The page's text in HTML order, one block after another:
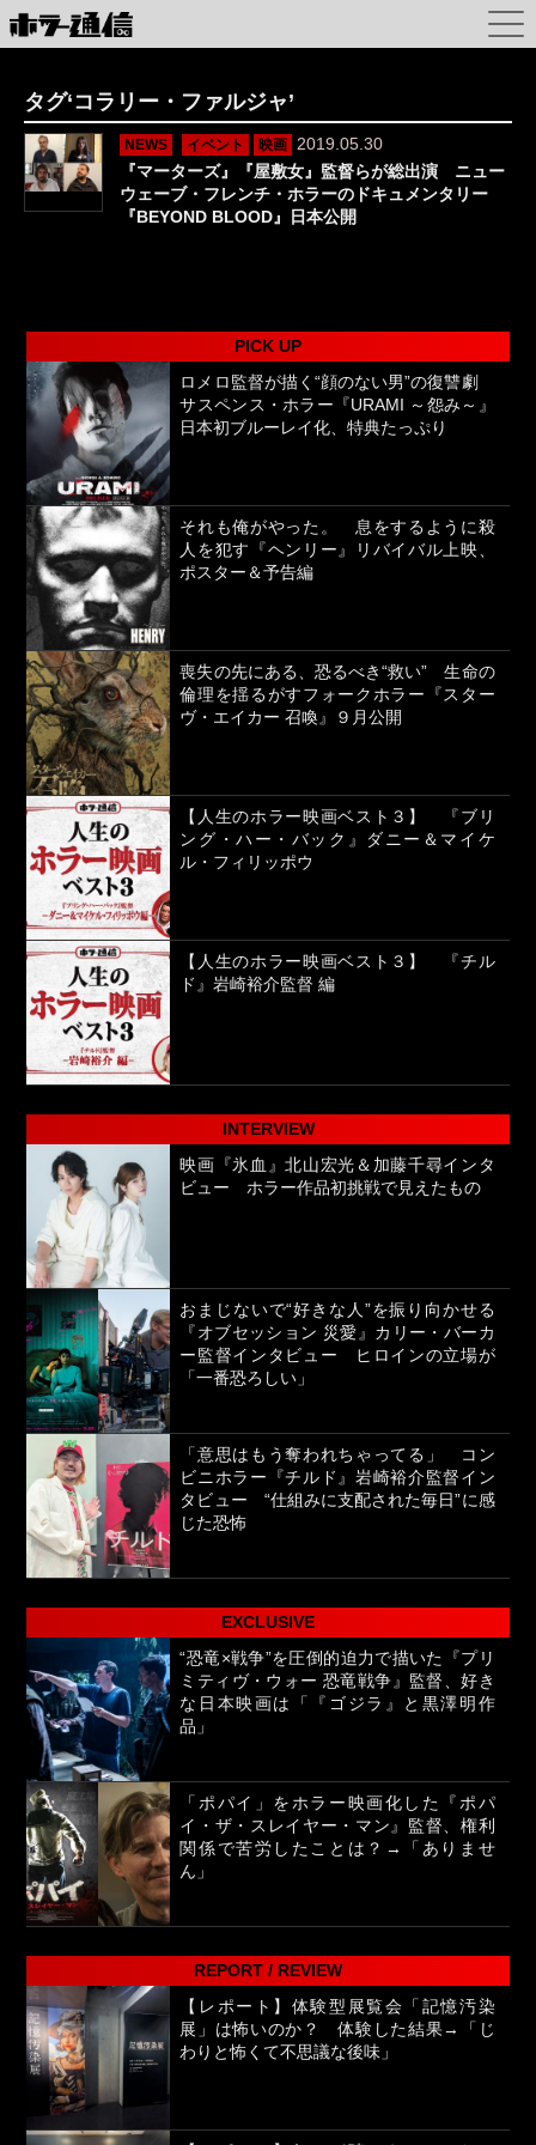
タグ‘コラリー・ファルジャ’
NEWS イベント 映画
2019.05.30
『マーターズ』『屋敷女』監督らが総出演 ニュー
ウェーブ・フレンチ・ホラーのドキュメンタリー
『BEYOND BLOOD』日本公開
PICK UP
ロメロ監督が描く“顔のない男”の復讐劇
サスペンス・ホラー『URAMI ～怨み～』
日本初ブルーレイ化、特典たっぷり
それも俺がやった。 息をするように殺
人を犯す『ヘンリー』リバイバル上映、
ポスター＆予告編
喪失の先にある、恐るべき“救い” 生命の
倫理を揺るがすフォークホラー『スター
ヴ・エイカー 召喚』９月公開
【人生のホラー映画ベスト３】 『ブリ
ング・ハー・バック』ダニー＆マイケ
ル・フィリッポウ
【人生のホラー映画ベスト３】 『チル
ド』岩崎裕介監督 編
INTERVIEW
映画『氷血』北山宏光＆加藤千尋インタ
ビュー ホラー作品初挑戦で見えたもの
おまじないで“好きな人”を振り向かせる
『オブセッション 災愛』カリー・バーカ
ー監督インタビュー ヒロインの立場が
「一番恐ろしい」
「意思はもう奪われちゃってる」 コン
ビニホラー『チルド』岩崎裕介監督イン
タビュー “仕組みに支配された毎日”に感
じた恐怖
EXCLUSIVE
“恐竜×戦争”を圧倒的迫力で描いた『プリ
ミティヴ・ウォー 恐竜戦争』監督、好き
な日本映画は「『ゴジラ』と黒澤明作
品」
「ポパイ」をホラー映画化した『ポパ
イ・ザ・スレイヤー・マン』監督、権利
関係で苦労したことは？→「ありませ
ん」
REPORT / REVIEW
【レポート】体験型展覧会「記憶汚染
展」は怖いのか？ 体験した結果→「じ
わりと怖くて不思議な後味」